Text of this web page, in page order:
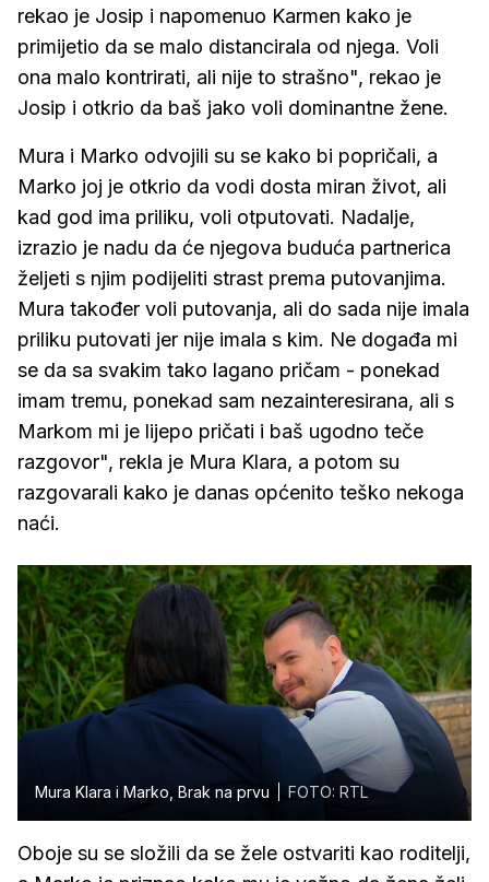
rekao je Josip i napomenuo Karmen kako je
primijetio da se malo distancirala od njega. Voli
ona malo kontrirati, ali nije to strašno", rekao je
Josip i otkrio da baš jako voli dominantne žene.
Mura i Marko odvojili su se kako bi popričali, a
Marko joj je otkrio da vodi dosta miran život, ali
kad god ima priliku, voli otputovati. Nadalje,
izrazio je nadu da će njegova buduća partnerica
željeti s njim podijeliti strast prema putovanjima.
Mura također voli putovanja, ali do sada nije imala
priliku putovati jer nije imala s kim. Ne događa mi
se da sa svakim tako lagano pričam - ponekad
imam tremu, ponekad sam nezainteresirana, ali s
Markom mi je lijepo pričati i baš ugodno teče
razgovor", rekla je Mura Klara, a potom su
razgovarali kako je danas općenito teško nekoga
naći.
Mura Klara i Marko, Brak na prvu FOTO: RTL
Oboje su se složili da se žele ostvariti kao roditelji,